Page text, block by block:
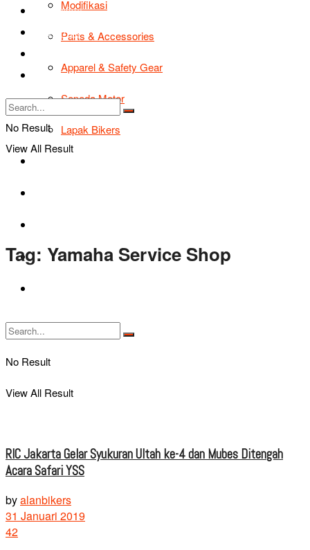
Modifikasi
Parts & Accessories
Apparel & Safety Gear
Sepeda Motor
Lapak Bikers
Bikers Cars
No Result
View All Result
Road Safety
TIPS & TRIK
Tentang Kami
No Result
View All Result
Tag: Yamaha Service Shop
RIC Jakarta Gelar Syukuran Ultah ke-4 dan Mubes Ditengah
Acara Safari YSS
byalanbikers
31 Januari 2019
42